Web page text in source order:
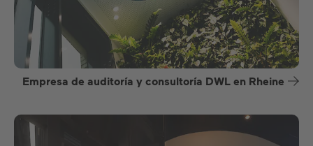
Empresa de auditoría y consultoría DWL en Rheine